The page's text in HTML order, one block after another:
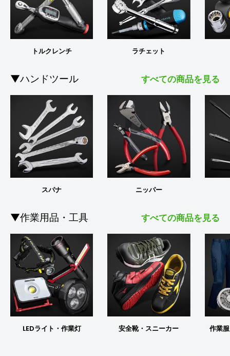
トルクレンチ ラチェット
▼ハンドツール すべての商品を見る
スパナ ニッパー
▼作業用品・工具 すべての商品を見る
LEDライト・作業灯 安全靴・スニーカー 作業